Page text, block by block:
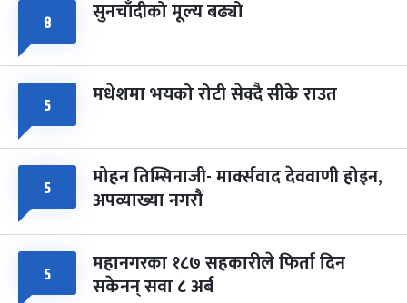
८ सुनचाँदीको मूल्य बढ्यो
५ मधेशमा भयको रोटी सेक्दै सीके राउत
५ मोहन तिम्सिनाजी- मार्क्सवाद देववाणी होइन,
अपव्याख्या नगरौं
५ महानगरका १८७ सहकारीले फिर्ता दिन
सकेनन् सवा ८ अर्ब